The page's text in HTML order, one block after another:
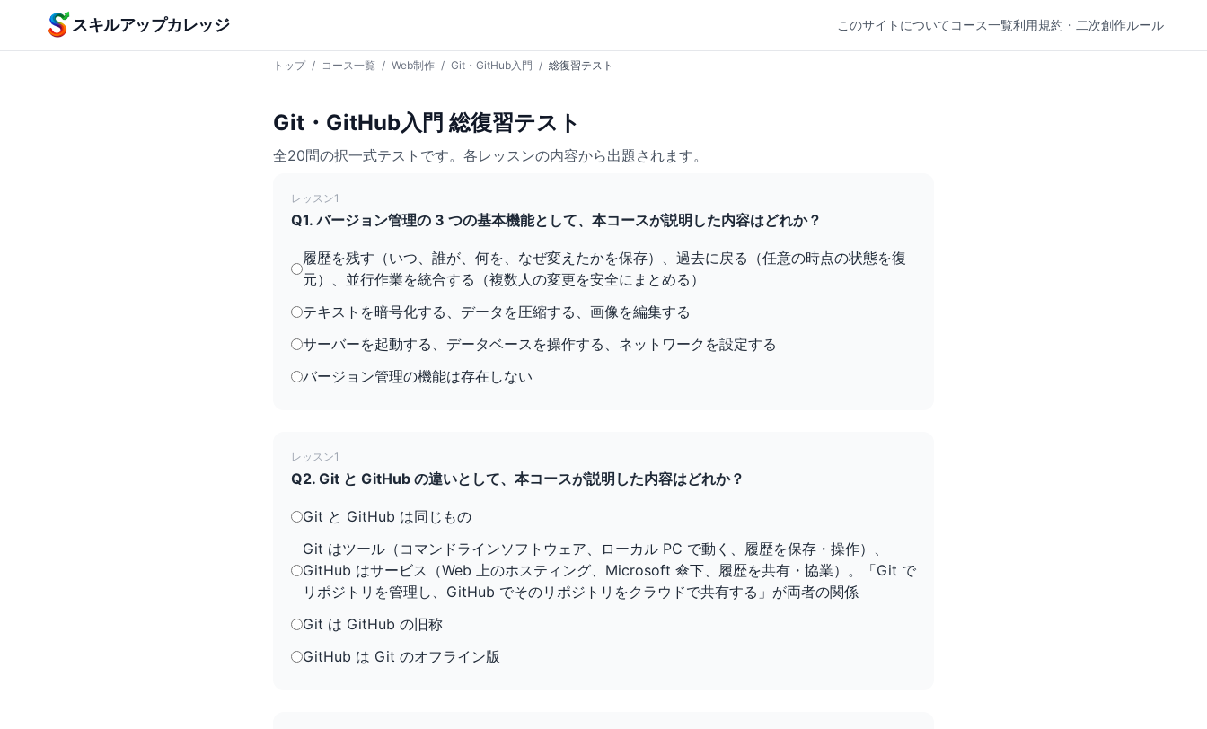
本文へスキップ
スキルアップカレッジ このサイトについて コース一覧利用規約・二次創作ルール
トップ / コース一覧 / Web制作 / Git・GitHub入門 / 総復習テスト
Git・GitHub入門 総復習テスト
全20問の択一式テストです。各レッスンの内容から出題されます。
レッスン1
Q1. バージョン管理の 3 つの基本機能として、本コースが説明した内容はどれか？
履歴を残す（いつ、誰が、何を、なぜ変えたかを保存）、過去に戻る（任意の時点の状態を復
元）、並行作業を統合する（複数人の変更を安全にまとめる）
テキストを暗号化する、データを圧縮する、画像を編集する
サーバーを起動する、データベースを操作する、ネットワークを設定する
バージョン管理の機能は存在しない
レッスン1
Q2. Git と GitHub の違いとして、本コースが説明した内容はどれか？
Git と GitHub は同じもの
Git はツール（コマンドラインソフトウェア、ローカル PC で動く、履歴を保存・操作）、
GitHub はサービス（Web 上のホスティング、Microsoft 傘下、履歴を共有・協業）。「Git で
リポジトリを管理し、GitHub でそのリポジトリをクラウドで共有する」が両者の関係
Git は GitHub の旧称
GitHub は Git のオフライン版